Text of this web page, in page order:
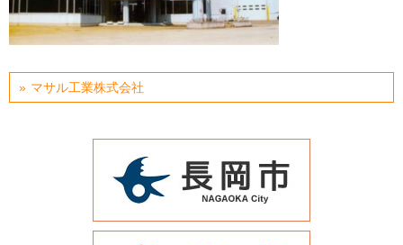
関連機関リンク
プライバシーポリシー
マサル工業株式会社